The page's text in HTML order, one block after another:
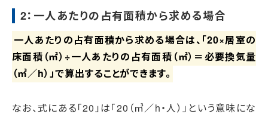
2：一人あたりの占有面積から求める場合
一人あたりの占有面積から求める場合は、「20×居室の
床面積（㎡）÷一人あたりの占有面積（㎡）＝必要換気量
（㎥／h）」で算出することができます。
なお、式にある「20」は「20（㎥／h・人）」という意味にな